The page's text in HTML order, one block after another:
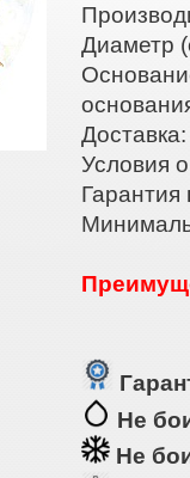
Диаметр
Условия
Гарантия
Не
Не